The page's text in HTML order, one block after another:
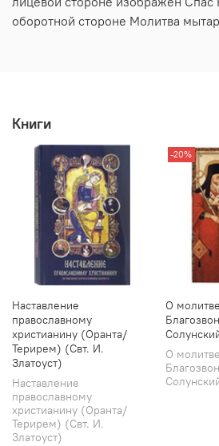
оборотной стороне Молитва
Книги
Наставление
православному
христианину (Оранта/
Терирем) (Свт. И.
Златоуст)
Наставление
православному
христианину (Оранта/
Терирем) (Свт. И.
Златоуст)
-20%
О
О